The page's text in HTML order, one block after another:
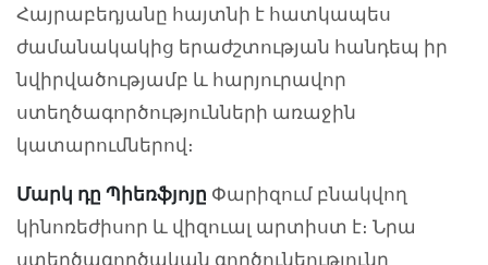
Հայրաբեդյանը հայտնի է հատկապես
ժամանակակից երաժշտության հանդեպ իր
նվիրվածությամբ և հարյուրավոր
ստեղծագործությունների առաջին
կատարումներով։
Մարկ դը Պիեռֆյոյը Փարիզում բնակվող
կինոռեժիսոր և վիզուալ արտիստ է։ Նրա
ստեղծագործական գործունեությունը